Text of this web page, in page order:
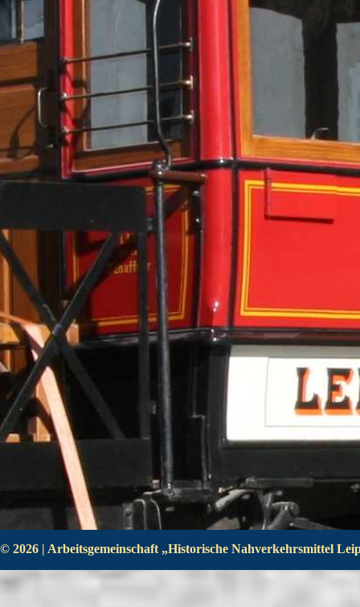
© 2026 | Arbeitsgemeinschaft „Historische Nahverkehrsmittel
Zurück zum Seiteninhalt